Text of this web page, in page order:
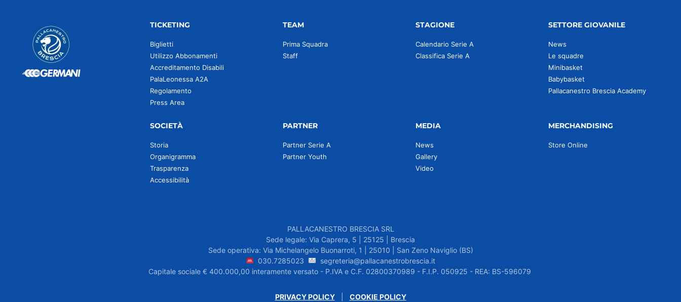
TICKETING
Biglietti
Utilizzo Abbonamenti
Accreditamento Disabili
PalaLeonessa A2A
Regolamento
Press Area
TEAM
Prima Squadra
Staff
STAGIONE
Calendario Serie A
Classifica Serie A
SETTORE GIOVANILE
News
Le squadre
Minibasket
Babybasket
Pallacanestro Brescia Academy
SOCIETÀ
Storia
Organigramma
Trasparenza
Accessibilità
PARTNER
Partner Serie A
Partner Youth
MEDIA
News
Gallery
Video
MERCHANDISING
Store Online
PALLACANESTRO BRESCIA SRL
Sede legale: Via Caprera, 5 | 25125 | Brescia
Sede operativa: Via Michelangelo Buonarroti, 1 | 25010 | San Zeno Naviglio (BS)
030.7285023
segreteria@pallacanestrobrescia.it
Capitale sociale € 400.000,00 interamente versato - P.IVA e C.F. 02800370989 - F.I.P. 050925 - REA: BS-596079
PRIVACY POLICY| COOKIE POLICY